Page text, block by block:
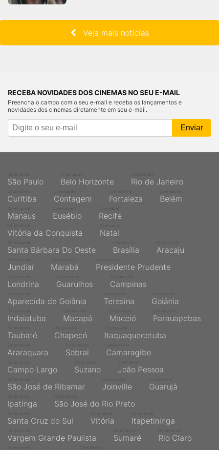
Veja mais notícias
RECEBA NOVIDADES DOS CINEMAS NO SEU E-MAIL
Preencha o campo com o seu e-mail e receba os lançamentos e
novidades dos cinemas diretamente em seu e-mail.
São Paulo Belo Horizonte Rio de Janeiro
Curitiba Contagem Fortaleza Belém
Manaus Eusébio Recife
Vitória da Conquista Natal
Santa Bárbara Do Oeste Brasília Aracaju
Jundiaí Marabá Presidente Prudente
Londrina Guarulhos Campinas
Aparecida de Goiânia Teresina Goiânia
Indaiatuba Macapá Maceió Parauapebas
Taubaté Chapecó Itaquaquecetuba
Araraquara Sobral Camaragibe
Campo Largo Suzano João Pessoa
São José de Ribamar Joinville Guarujá
Ipatinga São José do Rio Preto
Santa Cruz do Sul Vitória Itapetininga
Vargem Grande Paulista Sumaré Rio Claro